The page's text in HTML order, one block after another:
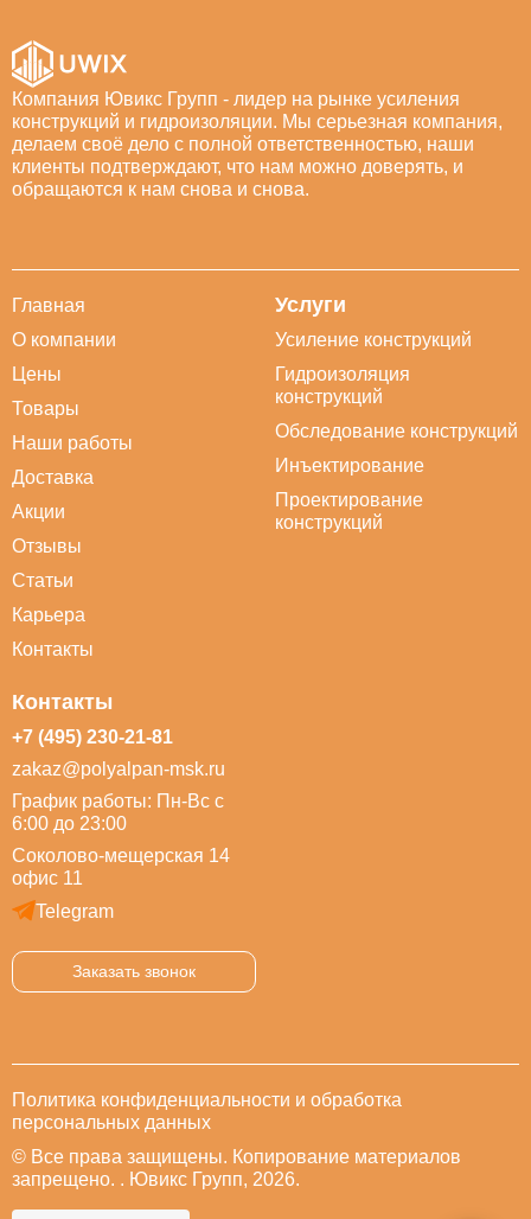
Компания Ювикс Групп - лидер на рынке усиления
конструкций и гидроизоляции. Мы серьезная компания,
делаем своё дело с полной ответственностью, наши
клиенты подтверждают, что нам можно доверять, и
обращаются к нам снова и снова.
Главная
О компании
Цены
Товары
Наши работы
Доставка
Акции
Отзывы
Статьи
Карьера
Контакты
Услуги
Усиление конструкций
Гидроизоляция
конструкций
Обследование конструкций
Инъектирование
Проектирование
конструкций
Контакты
+7 (495) 230-21-81
zakaz@polyalpan-msk.ru
График работы: Пн-Вс с
6:00 до 23:00
Соколово-мещерская 14
офис 11
Telegram
Заказать звонок
Политика конфиденциальности и обработка
персональных данных
© Все права защищены. Копирование материалов
запрещено. . Ювикс Групп, 2026.